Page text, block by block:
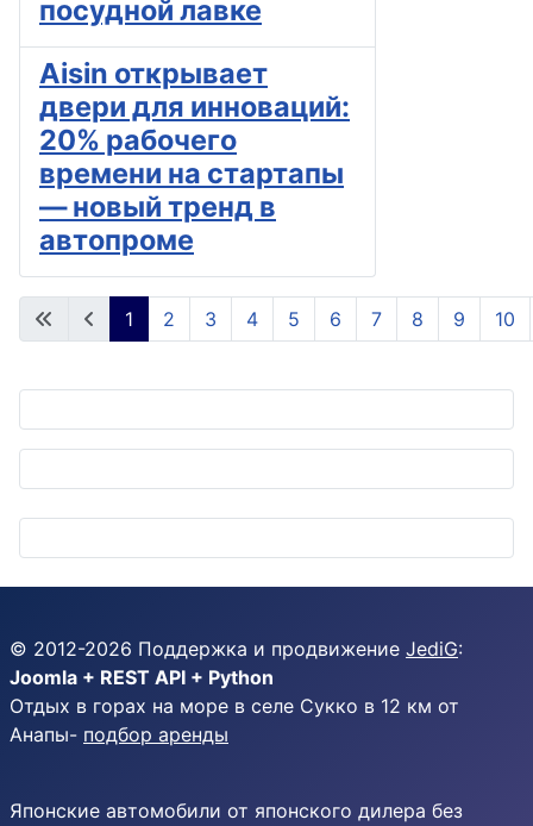
посудной лавке
Aisin открывает
двери для инноваций:
20% рабочего
времени на стартапы
— новый тренд в
автопроме
Страница 1 из 64
1 2 3 4 5 6 7 8 9 10
© 2012-2026 Поддержка и продвижение JediG:
Joomla + REST API + Python
Отдых в горах на море в селе Сукко в 12 км от
Анапы- подбор аренды
Японские автомобили от японского дилера без